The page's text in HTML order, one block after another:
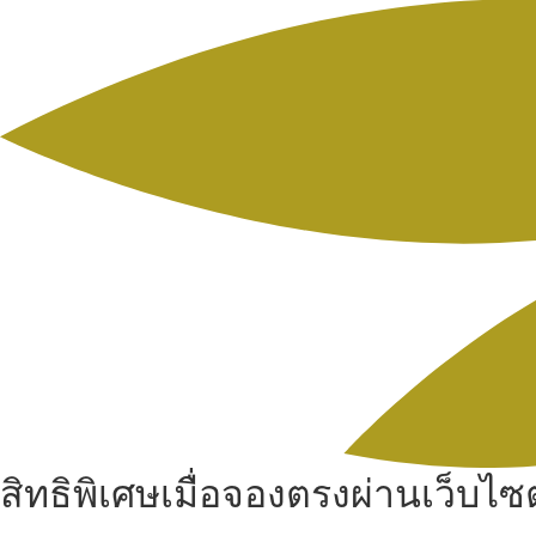
สิทธิพิเศษเมื่อจองตรงผ่านเว็บไ